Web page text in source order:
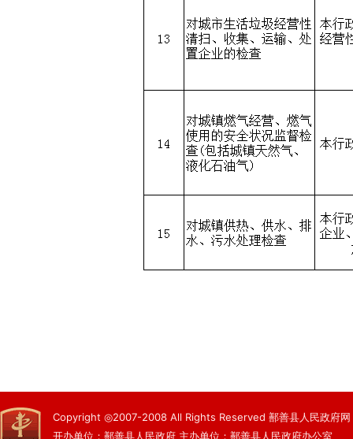
Copyright ◎2007-2008 All Rights Reserved 鄯善县人民政府网
开办单位：鄯善县人民政府 主办单位：鄯善县人民政府办公室